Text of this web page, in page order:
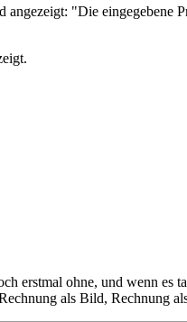
"Die eingegebene
erstmal ohne, und wenn es
als Bild, Rechnung